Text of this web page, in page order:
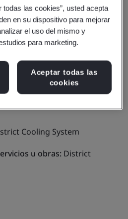
District
Cooling System
u obras: District
todas las cookies”, usted acepta
en su dispositivo para mejorar
el uso del mismo y
para marketing.
Aceptar todas las
cookies